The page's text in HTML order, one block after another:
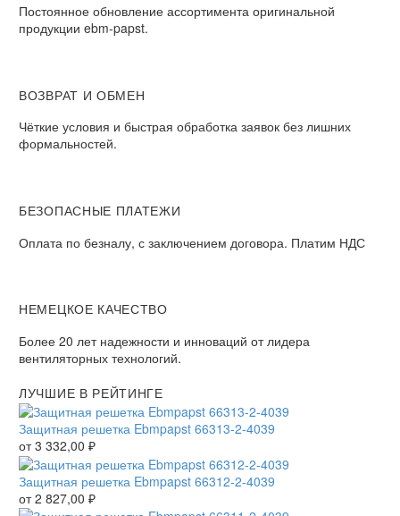
Постоянное обновление ассортимента оригинальной
продукции ebm-papst.
ВОЗВРАТ И ОБМЕН
Чёткие условия и быстрая обработка заявок без лишних
формальностей.
БЕЗОПАСНЫЕ ПЛАТЕЖИ
Оплата по безналу, с заключением договора. Платим НДС
НЕМЕЦКОЕ КАЧЕСТВО
Более 20 лет надежности и инноваций от лидера
вентиляторных технологий.
ЛУЧШИЕ В РЕЙТИНГЕ
Защитная решетка Ebmpapst 66313-2-4039
от3 332,00 ₽
Защитная решетка Ebmpapst 66312-2-4039
от2 827,00 ₽